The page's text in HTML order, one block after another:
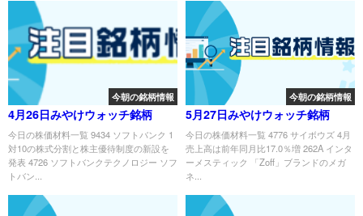
今朝の銘柄情報
4月26日みやけウォッチ銘柄
今日の株価材料一覧 9434 ソフトバンク 1
対10の株式分割と株主優待制度の新設を
発表 4726 ソフトバンクテクノロジー ソフ
トバン...
今朝の銘柄情報
5月27日みやけウォッチ銘柄
今日の株価材料一覧 4776 サイボウズ 4月
売上高は前年同月比17.0％増 262A インタ
ーメスティック 「Zoff」ブランドのメガ
ネ...